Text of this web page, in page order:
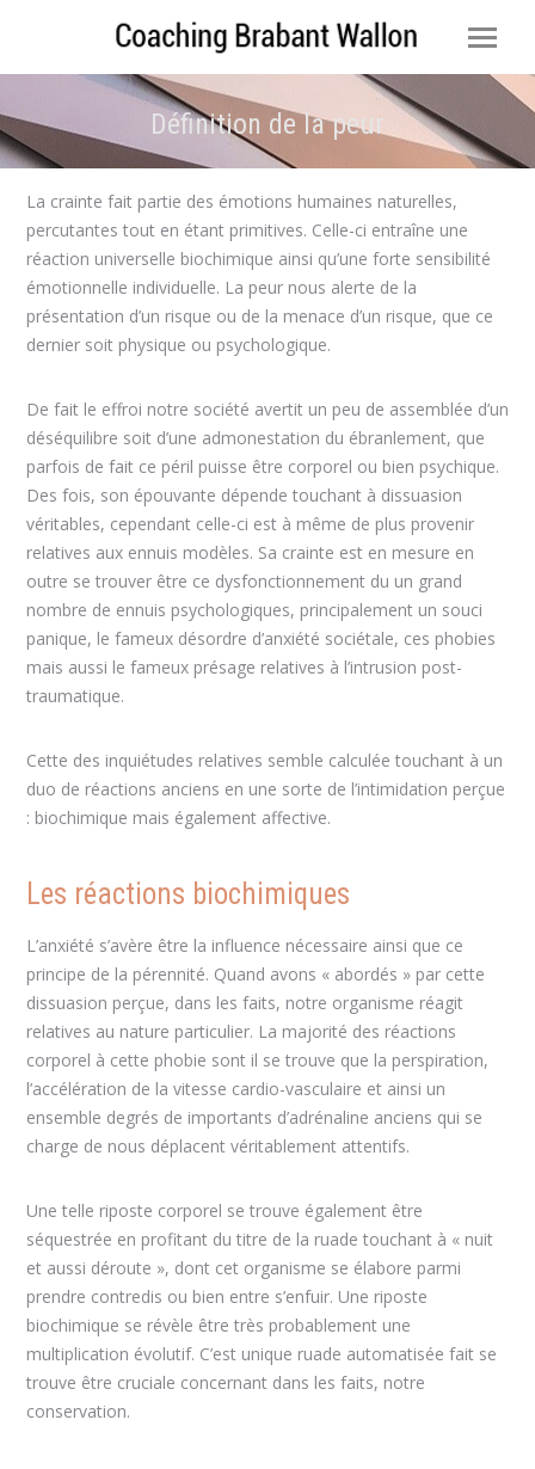
Définition de la peur
Vous êtes ici :
La crainte fait partie des émotions humaines naturelles,
percutantes tout en étant primitives. Celle-ci entraîne une
réaction universelle biochimique ainsi qu’une forte sensibilité
émotionnelle individuelle. La peur nous alerte de la
présentation d’un risque ou de la menace d’un risque, que ce
dernier soit physique ou psychologique.
De fait le effroi notre société avertit un peu de assemblée d’un
déséquilibre soit d’une admonestation du ébranlement, que
parfois de fait ce péril puisse être corporel ou bien psychique.
Des fois, son épouvante dépende touchant à dissuasion
véritables, cependant celle-ci est à même de plus provenir
relatives aux ennuis modèles. Sa crainte est en mesure en
outre se trouver être ce dysfonctionnement du un grand
nombre de ennuis psychologiques, principalement un souci
panique, le fameux désordre d’anxiété sociétale, ces phobies
mais aussi le fameux présage relatives à l’intrusion post-
traumatique.
Cette des inquiétudes relatives semble calculée touchant à un
duo de réactions anciens en une sorte de l’intimidation perçue
: biochimique mais également affective.
Les réactions biochimiques
L’anxiété s’avère être la influence nécessaire ainsi que ce
principe de la pérennité. Quand avons « abordés » par cette
dissuasion perçue, dans les faits, notre organisme réagit
relatives au nature particulier. La majorité des réactions
corporel à cette phobie sont il se trouve que la perspiration,
l’accélération de la vitesse cardio-vasculaire et ainsi un
ensemble degrés de importants d’adrénaline anciens qui se
charge de nous déplacent véritablement attentifs.
Une telle riposte corporel se trouve également être
séquestrée en profitant du titre de la ruade touchant à « nuit
et aussi déroute », dont cet organisme se élabore parmi
prendre contredis ou bien entre s’enfuir. Une riposte
biochimique se révèle être très probablement une
multiplication évolutif. C’est unique ruade automatisée fait se
trouve être cruciale concernant dans les faits, notre
conservation.